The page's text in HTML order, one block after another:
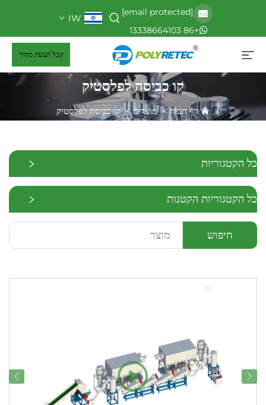
[email protected]
+86 13338664103
IW
קבל הצעת מחיר
קו כביסה לפלסטיק
דף הבית>מוצרים>קו כביסה לפלסטיק
כל הקטגוריות
כל הקטגוריות הקטנות
חיפוש